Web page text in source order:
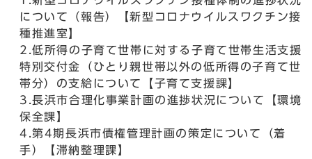
について（報告）【新型コロナウイルスワクチン接
種推進室】
2.低所得の子育て世帯に対する子育て世帯生活支援
特別交付金（ひとり親世帯以外の低所得の子育て世
帯分）の支給について【子育て支援課】
3.長浜市合理化事業計画の進捗状況について【環境
保全課】
4.第4期長浜市債権管理計画の策定について（着
手）【滞納整理課】